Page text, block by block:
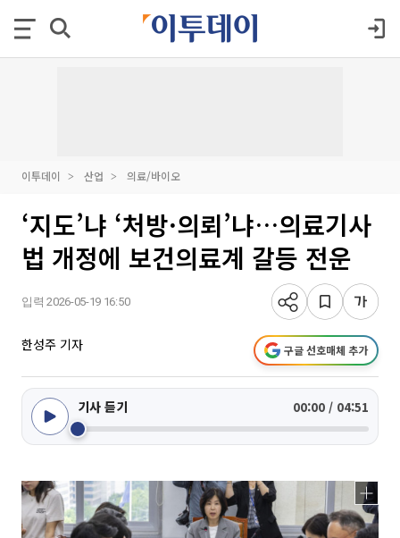
이투데이 산업 의료/바이오
‘지도’냐 ‘처방·의뢰’냐…의료기사
법 개정에 보건의료계 갈등 전운
입력 2026-05-19 16:50
한성주 기자 구글 선호매체 추가
기사 듣기 00:00 / 04:51